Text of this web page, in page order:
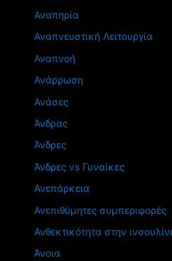
Αναπηρία
Αναπνευστική Λειτουργία
Αναπνοή
Ανάρρωση
Ανάσες
Άνδρας
Άνδρες
Άνδρες vs Γυναίκες
Ανεπάρκεια
Ανεπιθύμητες συμπεριφορές
Ανθεκτικότητα στην
Άνοια